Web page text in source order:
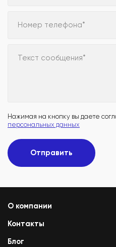
Номер телефона*
Текст сообщения*
Нажимая на кнопку вы даете
персональных данных
Отправить
О компании
Контакты
Блог